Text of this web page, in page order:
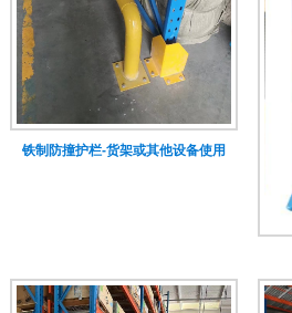
铁制防撞护栏-货架或其他设备使用